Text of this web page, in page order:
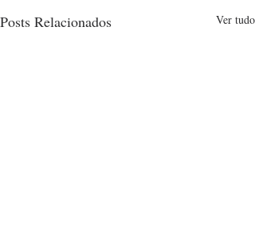
Posts Relacionados Ver tudo